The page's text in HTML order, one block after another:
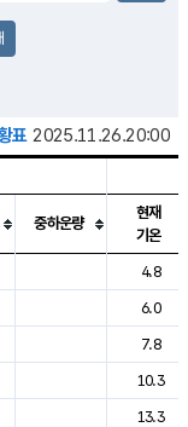
표 2025.11.26.20:00
, 기압등을 안내한 표입
중하운량
현재
기온
4.8
6.0
7.8
10.3
13.3